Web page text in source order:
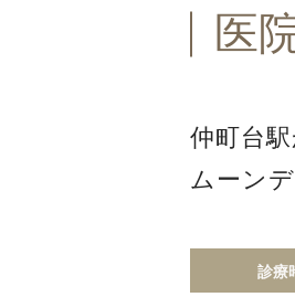
医
仲町台
ムーン
診療